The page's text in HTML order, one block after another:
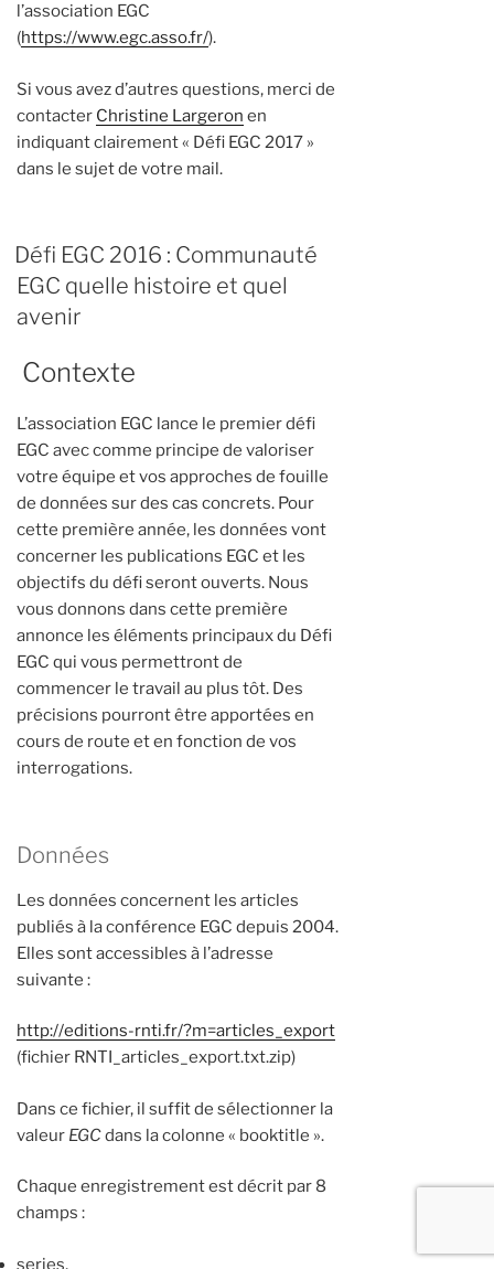
l’association EGC
(https://www.egc.asso.fr/).
Si vous avez d’autres questions, merci de
contacter Christine Largeron en
indiquant clairement « Défi EGC 2017 »
dans le sujet de votre mail.
Défi EGC 2016 : Communauté
EGC quelle histoire et quel
avenir
Contexte
L’association EGC lance le premier défi
EGC avec comme principe de valoriser
votre équipe et vos approches de fouille
de données sur des cas concrets. Pour
cette première année, les données vont
concerner les publications EGC et les
objectifs du défi seront ouverts. Nous
vous donnons dans cette première
annonce les éléments principaux du Défi
EGC qui vous permettront de
commencer le travail au plus tôt. Des
précisions pourront être apportées en
cours de route et en fonction de vos
interrogations.
Données
Les données concernent les articles
publiés à la conférence EGC depuis 2004.
Elles sont accessibles à l’adresse
suivante :
http://editions-rnti.fr/?m=articles_export
(fichier RNTI_articles_export.txt.zip)
Dans ce fichier, il suffit de sélectionner la
valeur EGCdans la colonne « booktitle ».
Chaque enregistrement est décrit par 8
champs :
series,